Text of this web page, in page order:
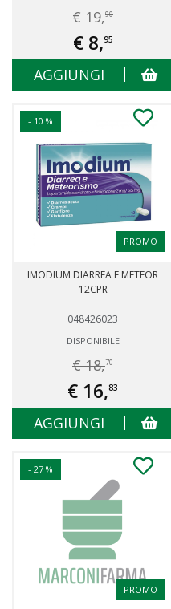
€ 19,90
€ 8,95
AGGIUNGI
- 10 %
PROMO
IMODIUM DIARREA E METEOR
12CPR
048426023
DISPONIBILE
€ 18,70
€ 16,83
AGGIUNGI
- 27 %
PROMO